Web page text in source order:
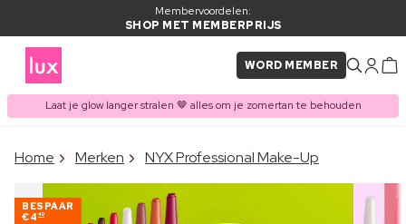
Membervoordelen:
SHOP MET MEMBERPRIJS
WORD MEMBER
Laat je glow langer stralen 🤎 alles om je zomertan te behouden
ITEM TOEGEVOEGD AAN
WINKELMAND
Vaak samen gekocht met
Home Merken NYX Professional Make-Up
BESPAAR
€4 40